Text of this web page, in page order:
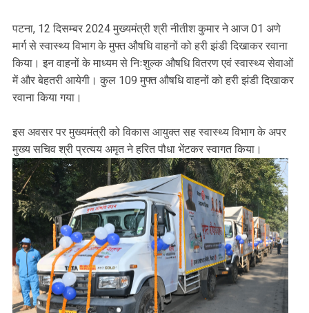
पटना, 12 दिसम्बर 2024 मुख्यमंत्री श्री नीतीश कुमार ने आज 01 अणे
मार्ग से स्वास्थ्य विभाग के मुफ्त औषधि वाहनों को हरी झंडी दिखाकर रवाना
किया। इन वाहनों के माध्यम से निःशुल्क औषधि वितरण एवं स्वास्थ्य सेवाओं
में और बेहतरी आयेगी। कुल 109 मुफ्त औषधि वाहनों को हरी झंडी दिखाकर
रवाना किया गया।
इस अवसर पर मुख्यमंत्री को विकास आयुक्त सह स्वास्थ्य विभाग के अपर
मुख्य सचिव श्री प्रत्यय अमृत ने हरित पौधा भेंटकर स्वागत किया।